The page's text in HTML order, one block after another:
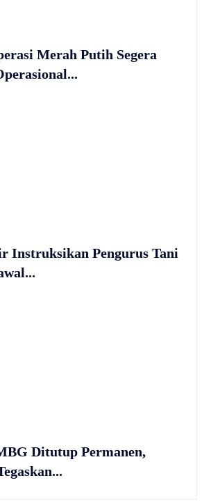
Merah Putih Segera
Instruksikan Pengurus Tani
Ditutup Permanen,